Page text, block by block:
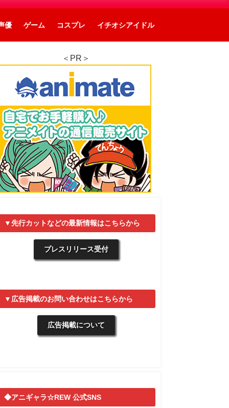
優 ゲーム コスプレ イチオシアイドル
＜PR＞
▼先行カットなどの最新情報はこちらから
プレスリリース受付
▼広告掲載のお問い合わせはこちらから
広告掲載について
◆アニギャラ☆REW 公式SNS